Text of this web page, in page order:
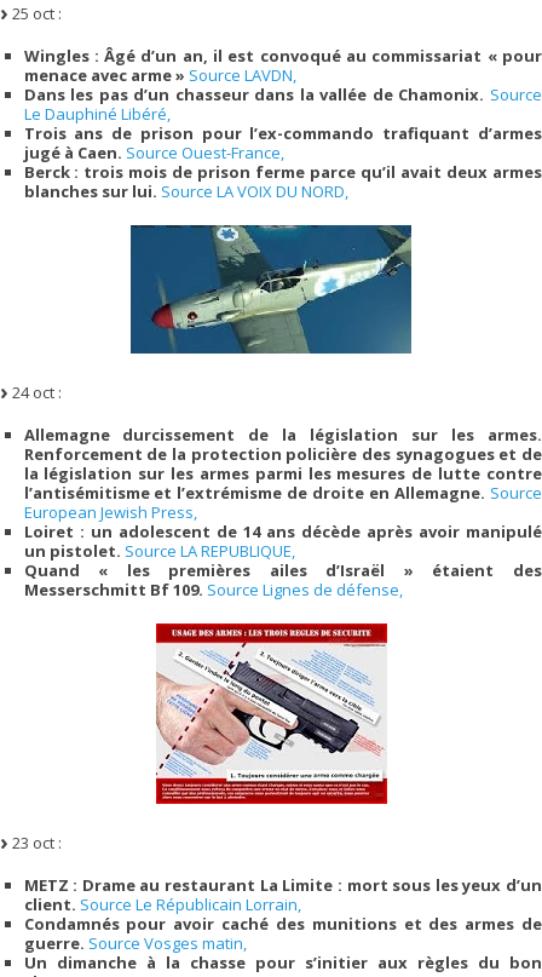
25 oct :
Wingles : Âgé d’un an, il est convoqué au commissariat « pour
menace avec arme » Source LAVDN,
Dans les pas d’un chasseur dans la vallée de Chamonix. Source
Le Dauphiné Libéré,
Trois ans de prison pour l’ex-commando trafiquant d’armes
jugé à Caen. Source Ouest-France,
Berck : trois mois de prison ferme parce qu’il avait deux armes
blanches sur lui. Source LA VOIX DU NORD,
24 oct :
Allemagne durcissement de la législation sur les armes.
Renforcement de la protection policière des synagogues et de
la législation sur les armes parmi les mesures de lutte contre
l’antisémitisme et l’extrémisme de droite en Allemagne. Source
European Jewish Press,
Loiret : un adolescent de 14 ans décède après avoir manipulé
un pistolet. Source LA REPUBLIQUE,
Quand « les premières ailes d’Israël » étaient des
Messerschmitt Bf 109. Source Lignes de défense,
23 oct :
METZ : Drame au restaurant La Limite : mort sous les yeux d’un
client. Source Le Républicain Lorrain,
Condamnés pour avoir caché des munitions et des armes de
guerre. Source Vosges matin,
Un dimanche à la chasse pour s’initier aux règles du bon